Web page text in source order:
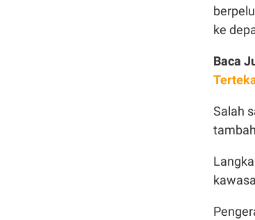
ke
Baca
Salah